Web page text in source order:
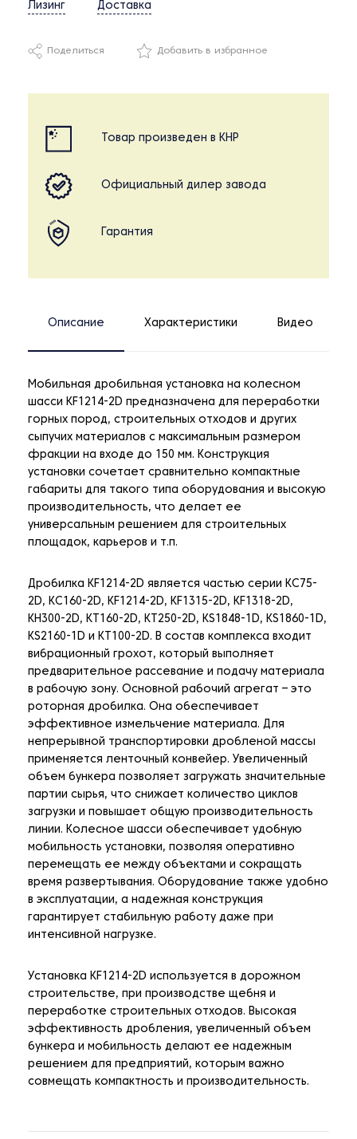
Лизинг Доставка
Поделиться Добавить в избранное
Товар произведен в КНР
Официальный дилер завода
Гарантия
Описание Характеристики Видео
Мобильная дробильная установка на колесном
шасси KF1214-2D предназначена для переработки
горных пород, строительных отходов и других
сыпучих материалов с максимальным размером
фракции на входе до 150 мм. Конструкция
установки сочетает сравнительно компактные
габариты для такого типа оборудования и высокую
производительность, что делает ее
универсальным решением для строительных
площадок, карьеров и т.п.
Дробилка KF1214-2D является частью серии KC75-
2D, KC160-2D, KF1214-2D, KF1315-2D, KF1318-2D,
KH300-2D, KT160-2D, KT250-2D, KS1848-1D, KS1860-1D,
KS2160-1D и KT100-2D. В состав комплекса входит
вибрационный грохот, который выполняет
предварительное рассевание и подачу материала
в рабочую зону. Основной рабочий агрегат – это
роторная дробилка. Она обеспечивает
эффективное измельчение материала. Для
непрерывной транспортировки дробленой массы
применяется ленточный конвейер. Увеличенный
объем бункера позволяет загружать значительные
партии сырья, что снижает количество циклов
загрузки и повышает общую производительность
линии. Колесное шасси обеспечивает удобную
мобильность установки, позволяя оперативно
перемещать ее между объектами и сокращать
время развертывания. Оборудование также удобно
в эксплуатации, а надежная конструкция
гарантирует стабильную работу даже при
интенсивной нагрузке.
Установка KF1214-2D используется в дорожном
строительстве, при производстве щебня и
переработке строительных отходов. Высокая
эффективность дробления, увеличенный объем
бункера и мобильность делают ее надежным
решением для предприятий, которым важно
совмещать компактность и производительность.